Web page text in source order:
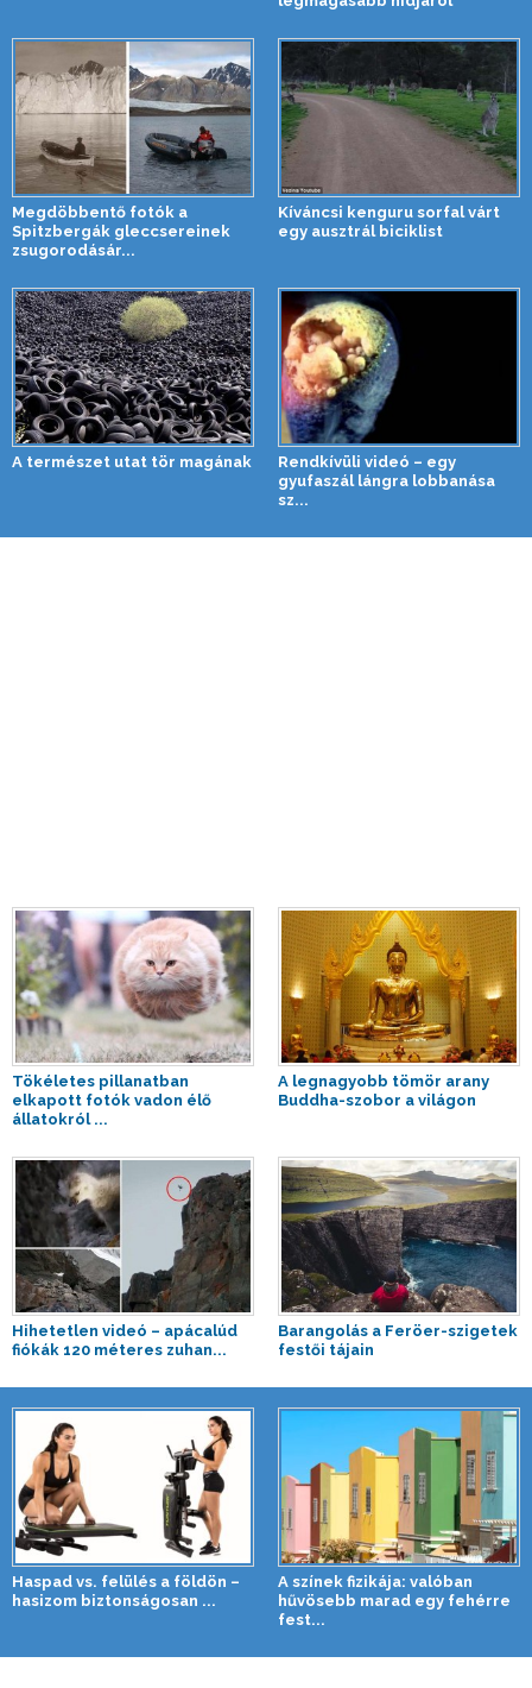
Megdöbbentő fotók a
Spitzbergák gleccsereinek
zsugorodásár...
Kíváncsi kenguru sorfal várt
egy ausztrál biciklist
A természet utat tör magának
Rendkívüli videó – egy
gyufaszál lángra lobbanása
sz...
Tökéletes pillanatban
elkapott fotók vadon élő
állatokról ...
A legnagyobb tömör arany
Buddha-szobor a világon
Hihetetlen videó – apácalúd
fiókák 120 méteres zuhan...
Barangolás a Feröer-szigetek
festői tájain
Haspad vs. felülés a földön –
hasizom biztonságosan ...
A színek fizikája: valóban
hűvösebb marad egy fehérre
fest...